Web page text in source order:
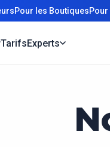
Pour les Boutiques
TarifsExperts